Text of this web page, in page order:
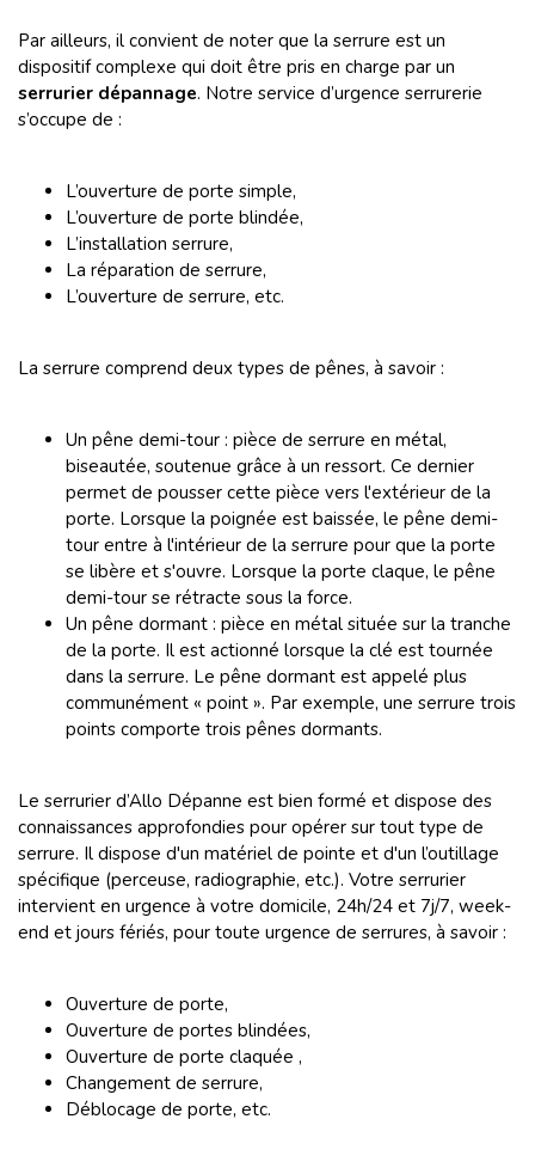
Par ailleurs, il convient de noter que la serrure est un
dispositif complexe qui doit être pris en charge par un
serrurier dépannage. Notre service d’urgence serrurerie
s’occupe de :
L’ouverture de porte simple,
L’ouverture de porte blindée,
L’installation serrure,
La réparation de serrure,
L’ouverture de serrure, etc.
La serrure comprend deux types de pênes, à savoir :
Un pêne demi-tour : pièce de serrure en métal,
biseautée, soutenue grâce à un ressort. Ce dernier
permet de pousser cette pièce vers l'extérieur de la
porte. Lorsque la poignée est baissée, le pêne demi-
tour entre à l'intérieur de la serrure pour que la porte
se libère et s'ouvre. Lorsque la porte claque, le pêne
demi-tour se rétracte sous la force.
Un pêne dormant : pièce en métal située sur la tranche
de la porte. Il est actionné lorsque la clé est tournée
dans la serrure. Le pêne dormant est appelé plus
communément « point ». Par exemple, une serrure trois
points comporte trois pênes dormants.
Le serrurier d’Allo Dépanne est bien formé et dispose des
connaissances approfondies pour opérer sur tout type de
serrure. Il dispose d'un matériel de pointe et d'un l’outillage
spécifique (perceuse, radiographie, etc.). Votre serrurier
intervient en urgence à votre domicile, 24h/24 et 7j/7, week-
end et jours fériés, pour toute urgence de serrures, à savoir :
Ouverture de porte,
Ouverture de portes blindées,
Ouverture de porte claquée ,
Changement de serrure,
Déblocage de porte, etc.